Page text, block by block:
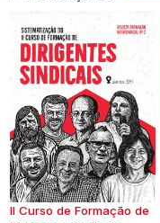
II Curso de Formação de